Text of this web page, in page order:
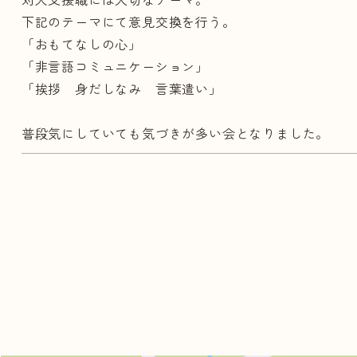
下記のテーマにて意見交換を行う。
「おもてなしの心」
「非言語コミュニケーション」
「挨拶 身だしなみ 言葉遣い」
普段気にしていても気づきが多い会となりました。